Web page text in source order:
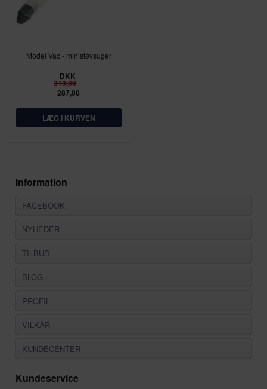
Model Vac - ministøvsuger
DKK
319,00
287,00
Information
FACEBOOK
NYHEDER
TILBUD
BLOG
PROFIL
VILKÅR
KUNDECENTER
Kundeservice